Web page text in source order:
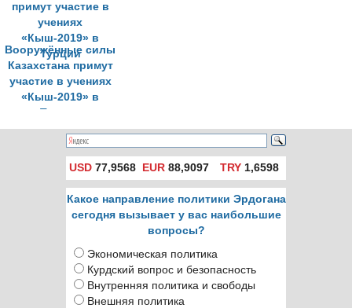
Вооружённые силы
Казахстана примут
участие в учениях
«Кыш-2019» в
Турции
USD 77,9568 EUR 88,9097 TRY1,6598
Какое направление политики Эрдогана
сегодня вызывает у вас наибольшие
вопросы?
Экономическая политика
Курдский вопрос и безопасность
Внутренняя политика и свободы
Внешняя политика